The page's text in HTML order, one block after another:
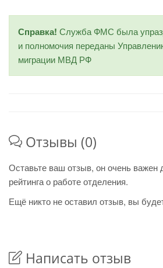
Справка! Служба ФМС была
и полномочия переданы
миграции МВД РФ
Отзывы (0)
Оставьте ваш отзыв, он очень важен
рейтинга о работе отделения.
Ещё никто не оставил отзыв, вы
Написать отзыв